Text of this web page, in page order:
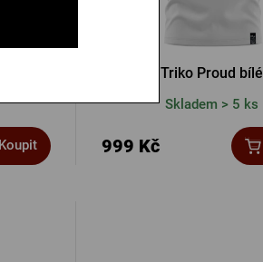
Koupit
Triko Proud bílé
Skladem > 5 ks
999 Kč